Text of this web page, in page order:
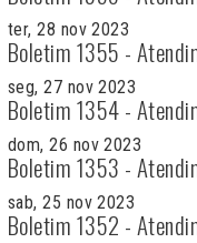
ter, 28 nov 2023
Boletim 1355 -
seg, 27 nov 2023
Boletim 1354 -
dom, 26 nov 2023
Boletim 1353 -
sab, 25 nov 2023
Boletim 1352 -